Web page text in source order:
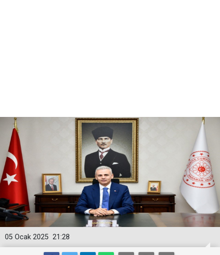
21:28
05 Ocak 2025